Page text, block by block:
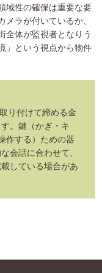
域性の確保は重要な要
ラが付いているか、
全体が監視者となりう
」という視点から物件
り付けて締める金
。鍵（かぎ・キ
作する）ための器
会話に合わせて、
している場合があ